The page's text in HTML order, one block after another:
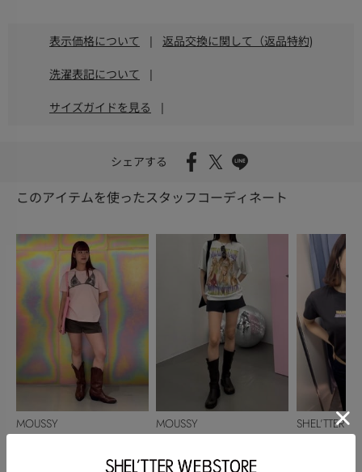
表示価格について | 返品交換に関して（返品特約)
洗濯表記について |
サイズガイドを見る |
シェアする
このアイテムを使ったスタッフコーディネート
MOUSSY
MOUSSY
160cm
SHEL’TTER